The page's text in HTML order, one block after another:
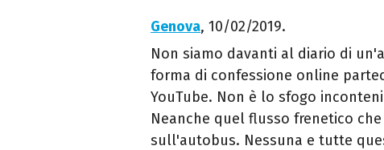
Genova, 10/02/2019.
Non siamo davanti al diario di
forma di confessione online
YouTube. Non è lo sfogo
Neanche quel flusso frenetico
sull'autobus. Nessuna e tutte